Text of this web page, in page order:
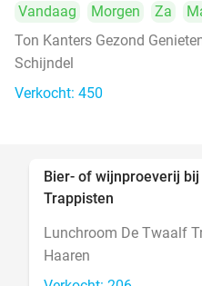
Vandaag Morgen Za
Ton Kanters Gezond
Schijndel
Verkocht: 450
Bier- of wijnproeverij
Trappisten
Lunchroom De Twaalf
Haaren